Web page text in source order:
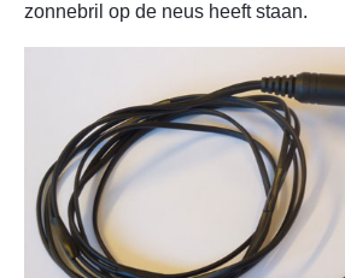
zonnebril op de neus heeft staan.